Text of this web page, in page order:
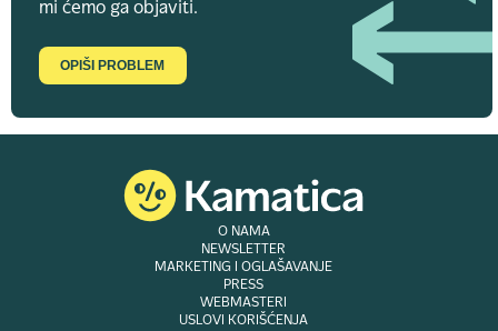
mi ćemo ga objaviti.
OPIŠI PROBLEM
O NAMA
NEWSLETTER
MARKETING I OGLAŠAVANJE
PRESS
WEBMASTERI
USLOVI KORIŠĆENJA